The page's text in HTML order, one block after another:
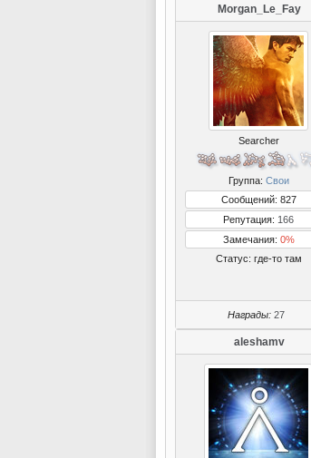
Morgan_Le_Fay
Searcher
Группа: Свои
Сообщений: 827
Репутация: 166
Замечания: 0%
Статус: где-то там
Награды: 27
aleshamv